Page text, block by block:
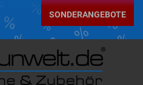
SONDERANGEBOTE